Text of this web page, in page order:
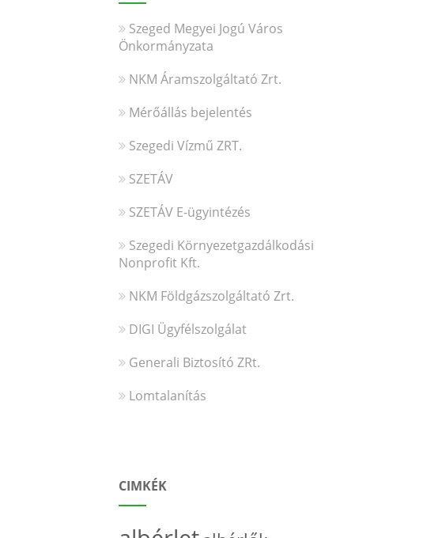
Szeged Megyei Jogú Város
Önkormányzata
NKM Áramszolgáltató Zrt.
Mérőállás bejelentés
Szegedi Vízmű ZRT.
SZETÁV
SZETÁV E-ügyintézés
Szegedi Környezetgazdálkodási
Nonprofit Kft.
NKM Földgázszolgáltató Zrt.
DIGI Ügyfélszolgálat
Generali Biztosító ZRt.
Lomtalanítás
CIMKÉK